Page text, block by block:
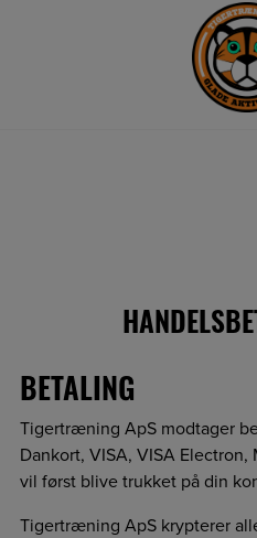
BETALING
Tigertræning ApS modtager
Dankort, VISA, VISA
vil først blive trukket på din
Tigertræning ApS krypterer